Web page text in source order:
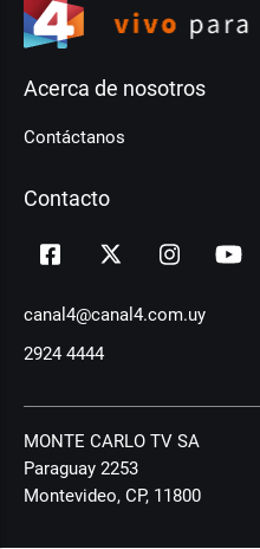
Acerca de nosotros
Contáctanos
Contacto
canal4@canal4.com.uy
2924 4444
MONTE CARLO TV SA
Paraguay 2253
Montevideo, CP, 11800